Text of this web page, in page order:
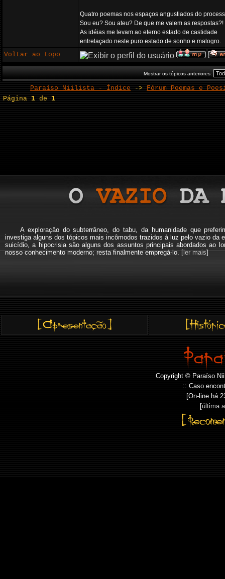
Quatro poemas nos espaços angustiados do
Sou eu? Sou ateu? De que me valem as respostas?!
As idéias me levam ao eterno estado de castidade
entrelaçado neste puro estado de sonho e malogro.
Voltar ao topo
Mostrar os tópicos anteriores:
Paraíso Niilista - Índice -> Fórum Poemas e
Página1 de1
A exploração do subterrâneo, do tabu, da humanidade que
investiga alguns dos tópicos mais incômodos trazidos à luz pelo vazio da
suicídio, a hipocrisia são alguns dos assuntos principais abordados ao
nosso conhecimento moderno; resta finalmente empregá-lo. [ler mais]
Copyright © Paraíso
:: Caso
[On-line há
[última